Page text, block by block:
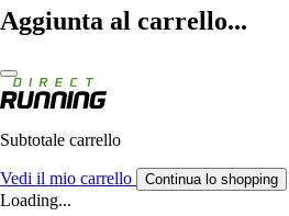
Aggiunta al carrello...
Subtotale carrello
Vedi il mio carrello Continua lo shopping
Loading...